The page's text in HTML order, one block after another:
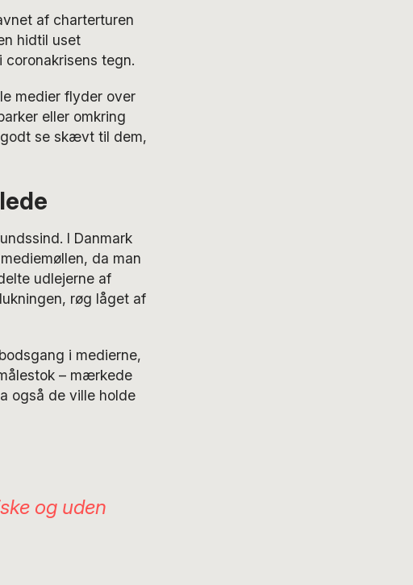
af charterturen
hidtil uset
coronakrisens tegn.
medier flyder over
eller omkring
godt se skævt til dem,
I Danmark
da man
udlejerne af
røg låget af
i medierne,
– mærkede
også de ville holde
og uden